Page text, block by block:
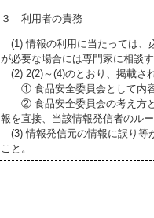
３ 利用者の責務
(1) 情報の利用に当たっては、
が必要な場合には専門家に相談
(2) 2(2)～(4)のとおり、掲載さ
① 食品安全委員会として内容
② 食品安全委員会の考え方と
報を直接、当該情報発信者のル
(3) 情報発信元の情報に誤り等
こと。